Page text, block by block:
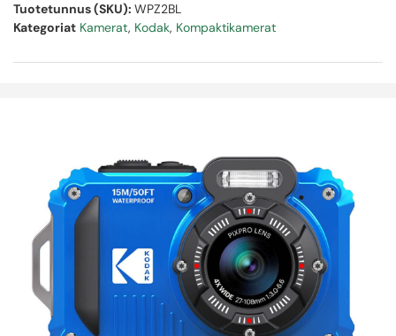
Tuotetunnus (SKU): WPZ2BL
Kategoriat Kamerat, Kodak, Kompaktikamerat